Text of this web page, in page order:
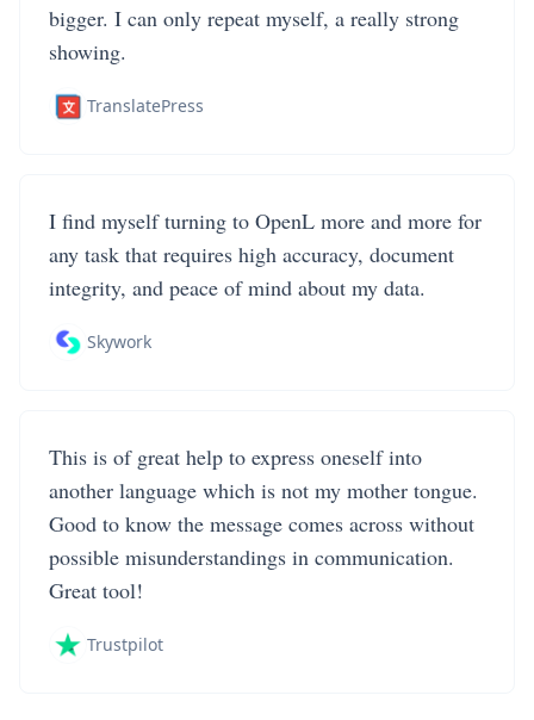
bigger. I can only repeat myself, a really strong
showing.
TranslatePress
I find myself turning to OpenL more and more for
any task that requires high accuracy, document
integrity, and peace of mind about my data.
Skywork
This is of great help to express oneself into
another language which is not my mother tongue.
Good to know the message comes across without
possible misunderstandings in communication.
Great tool!
Trustpilot